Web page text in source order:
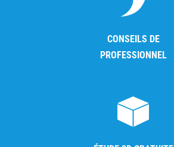
CONSEILS DE
PROFESSIONNEL